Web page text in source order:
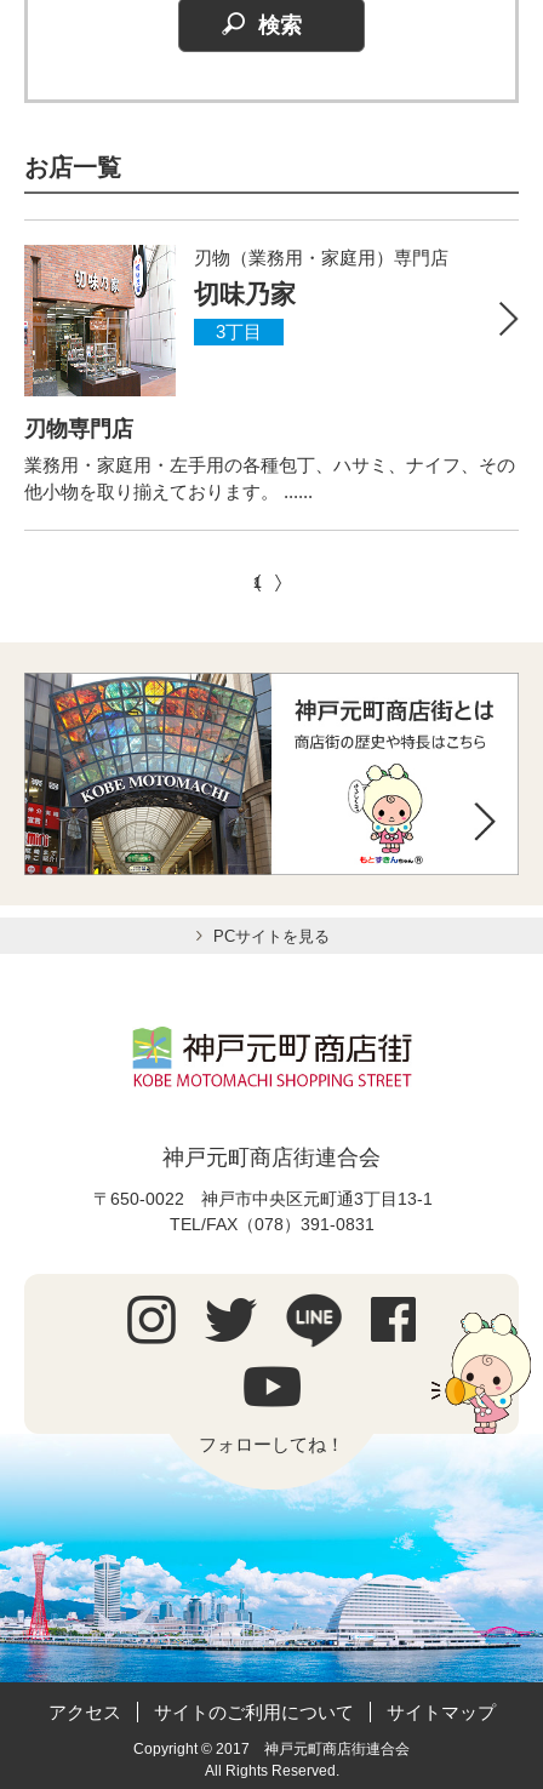
お店一覧
刃物（業務用・家庭用）専門店
切味乃家
3丁目
刃物専門店
業務用・家庭用・左手用の各種包丁、ハサミ、ナイフ、その
他小物を取り揃えております。 ......
1
PCサイトを見る
神戸元町商店街連合会
〒650-0022 神戸市中央区元町通3丁目13-1
TEL/FAX（078）391-0831
フォローしてね！
アクセス サイトのご利用について サイトマップ
Copyright © 2017 神戸元町商店街連合会
All Rights Reserved.